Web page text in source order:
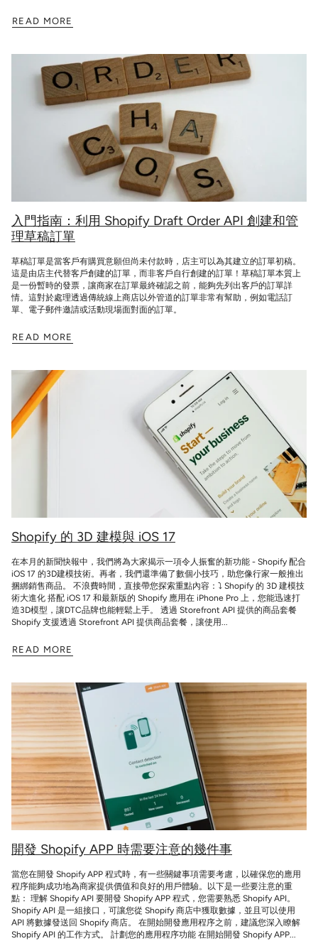
READ MORE
入門指南：利用 Shopify Draft Order API 創建和管
理草稿訂單
草稿訂單是當客戶有購買意願但尚未付款時，店主可以為其建立的訂單初稿。
這是由店主代替客戶創建的訂單，而非客戶自行創建的訂單！草稿訂單本質上
是一份暫時的發票，讓商家在訂單最終確認之前，能夠先列出客戶的訂單詳
情。這對於處理透過傳統線上商店以外管道的訂單非常有幫助，例如電話訂
單、電子郵件邀請或活動現場面對面的訂單。
READ MORE
Shopify 的 3D 建模與 iOS 17
在本月的新聞快報中，我們將為大家揭示一項令人振奮的新功能 - Shopify 配合
iOS 17 的3D建模技術。再者，我們還準備了數個小技巧，助您像行家一般推出
捆綁銷售商品。 不浪費時間，直接帶您探索重點內容：⤵️ Shopify 的 3D 建模技
術大進化 搭配 iOS 17 和最新版的 Shopify 應用在 iPhone Pro 上，您能迅速打
造3D模型，讓DTC品牌也能輕鬆上手。 透過 Storefront API 提供的商品套餐
Shopify 支援透過 Storefront API 提供商品套餐，讓使用...
READ MORE
開發 Shopify APP 時需要注意的幾件事
當您在開發 Shopify APP 程式時，有一些關鍵事項需要考慮，以確保您的應用
程序能夠成功地為商家提供價值和良好的用戶體驗。以下是一些要注意的重
點： 理解 Shopify API 要開發 Shopify APP 程式，您需要熟悉 Shopify API。
Shopify API 是一組接口，可讓您從 Shopify 商店中獲取數據，並且可以使用
API 將數據發送回 Shopify 商店。 在開始開發應用程序之前，建議您深入瞭解
Shopify API 的工作方式。 計劃您的應用程序功能 在開始開發 Shopify APP...